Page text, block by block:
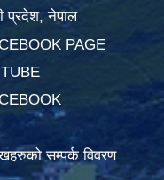
प्रदेश, नेपाल
PAGE
सम्पर्क विवरण